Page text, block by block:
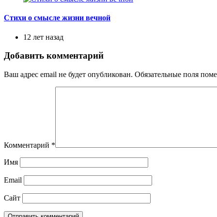
Стихи о смысле жизни вечной
12 лет назад
Добавить комментарий
Ваш адрес email не будет опубликован. Обязательные поля
Комментарий *
Имя
Email
Сайт